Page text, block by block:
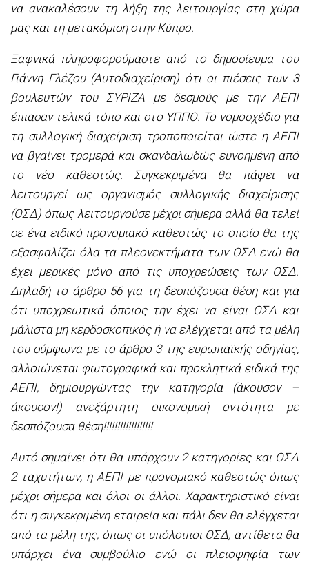
να ανακαλέσουν τη λήξη της λειτουργίας στη χώρα
μας και τη μετακόμιση στην Κύπρο.
Ξαφνικά πληροφορούμαστε από το δημοσίευμα του
Γιάννη Γλέζου (Αυτοδιαχείριση) ότι οι πιέσεις των 3
βουλευτών του ΣYΡΙΖΑ με δεσμούς με την ΑΕΠΙ
έπιασαν τελικά τόπο και στο ΥΠΠΟ. Το νομοσχέδιο για
τη συλλογική διαχείριση τροποποιείται ώστε η ΑΕΠΙ
να βγαίνει τρομερά και σκανδαλωδώς ευνοημένη από
το νέο καθεστώς. Συγκεκριμένα θα πάψει να
λειτουργεί ως οργανισμός συλλογικής διαχείρισης
(ΟΣΔ) όπως λειτουργούσε μέχρι σήμερα αλλά θα τελεί
σε ένα ειδικό προνομιακό καθεστώς το οποίο θα της
εξασφαλίζει όλα τα πλεονεκτήματα των ΟΣΔ ενώ θα
έχει μερικές μόνο από τις υποχρεώσεις των ΟΣΔ.
Δηλαδή το άρθρο 56 για τη δεσπόζουσα θέση και για
ότι υποχρεωτικά όποιος την έχει να είναι ΟΣΔ και
μάλιστα μη κερδοσκοπικός ή να ελέγχεται από τα μέλη
του σύμφωνα με το άρθρο 3 της ευρωπαϊκής οδηγίας,
αλλοιώνεται φωτογραφικά και προκλητικά ειδικά της
ΑΕΠΙ, δημιουργώντας την κατηγορία (άκουσον –
άκουσον!) ανεξάρτητη οικονομική οντότητα με
δεσπόζουσα θέση!!!!!!!!!!!!!!!!!!
Αυτό σημαίνει ότι θα υπάρχουν 2 κατηγορίες και ΟΣΔ
2 ταχυτήτων, η ΑΕΠΙ με προνομιακό καθεστώς όπως
μέχρι σήμερα και όλοι οι άλλοι. Χαρακτηριστικό είναι
ότι η συγκεκριμένη εταιρεία και πάλι δεν θα ελέγχεται
από τα μέλη της, όπως οι υπόλοιποι ΟΣΔ, αντίθετα θα
υπάρχει ένα συμβούλιο ενώ οι πλειοψηφία των